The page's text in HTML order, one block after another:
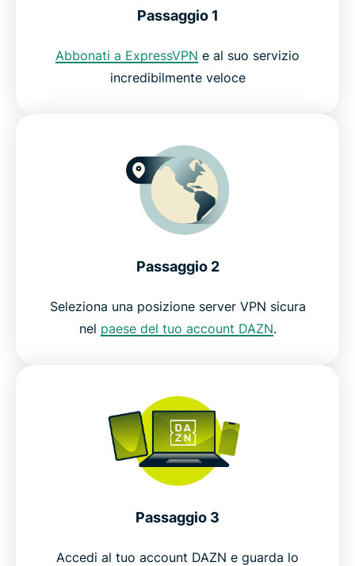
Server in tutto il mondo
Ottieni la migliore VPN per DAZN senza rischi
Passaggio 1
Abbonati a ExpressVPN e al suo servizio
incredibilmente veloce
Passaggio 2
Seleziona una posizione server VPN sicura
nel paese del tuo account DAZN.
Passaggio 3
Accedi al tuo account DAZN e guarda lo